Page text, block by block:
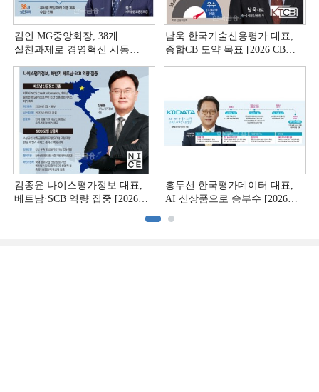
김인 MG중앙회장, 38개
실천과제로 경영혁신 시동
남욱 한국기술신용평가 대표,
종합CB 도약 목표 [2026 CB사
김종윤 나이스평가정보 대표,
베트남·SCB 역량 집중 [2026
홍두선 한국평가데이터 대표,
AI 신상품으로 승부수 [2026